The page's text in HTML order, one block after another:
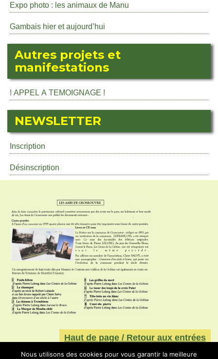
Expo photo : les animaux de Manu
Gambais hier et aujourd’hui
Autres projets et
manifestations
! APPEL A TEMOIGNAGE !
NEWSLETTER
Inscription
Désinscription
Haut de page / Retour aux entrées
Nous utilisons des cookies pour vous garantir la meilleure